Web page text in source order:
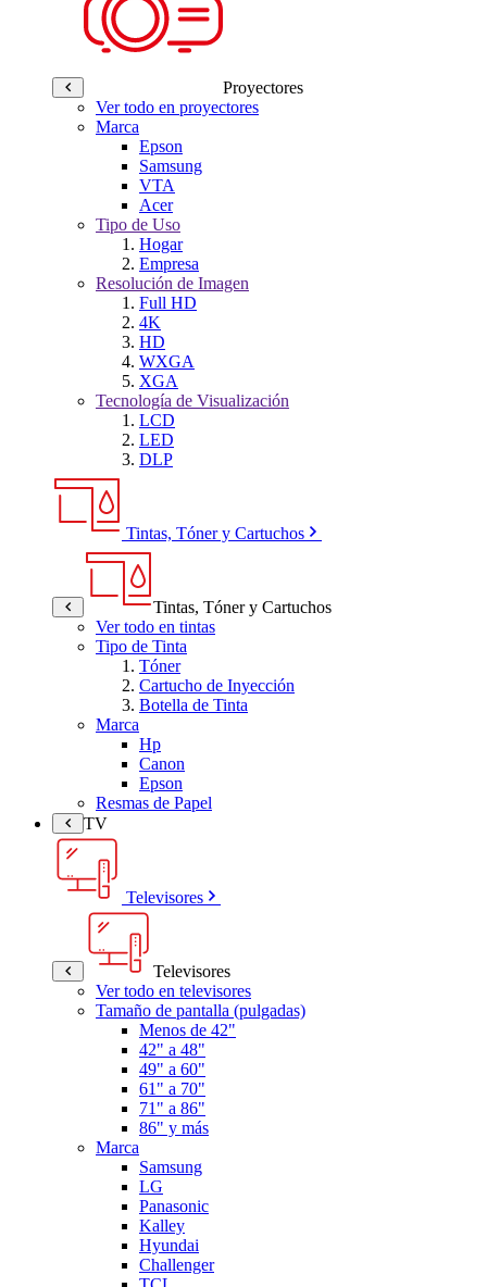
Proyectores
Ver todo en proyectores
Marca
Epson
Samsung
VTA
Acer
Tipo de Uso
Hogar
Empresa
Resolución de Imagen
Full HD
4K
HD
WXGA
XGA
Tecnología de Visualización
LCD
LED
DLP
Tintas, Tóner y Cartuchos
Tintas, Tóner y Cartuchos
Ver todo en tintas
Tipo de Tinta
Tóner
Cartucho de Inyección
Botella de Tinta
Marca
Hp
Canon
Epson
Resmas de Papel
TV
Televisores
Televisores
Ver todo en televisores
Tamaño de pantalla (pulgadas)
Menos de 42"
42" a 48"
49" a 60"
61" a 70"
71" a 86"
86" y más
Marca
Samsung
LG
Panasonic
Kalley
Hyundai
Challenger